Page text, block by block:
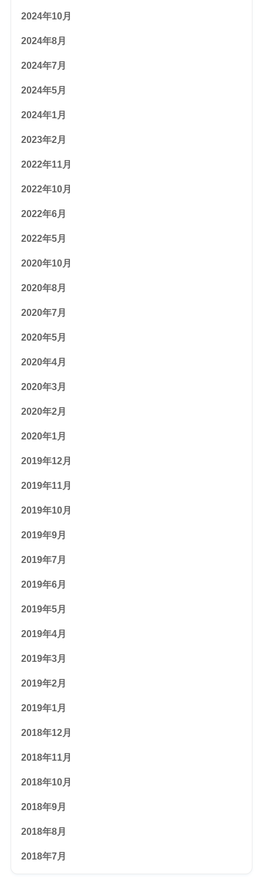
2024年10月
2024年8月
2024年7月
2024年5月
2024年1月
2023年2月
2022年11月
2022年10月
2022年6月
2022年5月
2020年10月
2020年8月
2020年7月
2020年5月
2020年4月
2020年3月
2020年2月
2020年1月
2019年12月
2019年11月
2019年10月
2019年9月
2019年7月
2019年6月
2019年5月
2019年4月
2019年3月
2019年2月
2019年1月
2018年12月
2018年11月
2018年10月
2018年9月
2018年8月
2018年7月